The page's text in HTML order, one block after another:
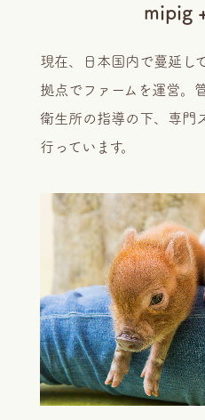
mipig
現在、日本国内で蔓延し
拠点でファームを運営。
衛生所の指導の下、専門
行っています。